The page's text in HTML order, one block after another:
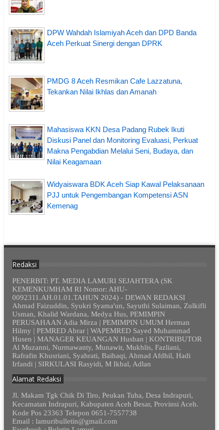
DPW Wahdah Islamiyah Aceh dan DPD Banda
Aceh Perkuat Sinergi dengan DPRK
PMDG 8 Aceh Resmikan Cafe Lazzatuna,
Tekankan Nilai Ikhlas dan Amanah
Mahasiswa KKN Desa Padang Rubek Ikuti
Diskusi Panel dan Monitoring Evaluasi, Perkuat
Makna Pengabdian Melalui Seni, Budaya, dan
Nilai Keagamaan
Widyaiswara BDK Aceh Siap Kawal Pelaksanaan
PJJ untuk Pengembangan Kompetensi ASN
Kemenag
Redaksi
PENERBIT: PT. MEDIA LAMURI SEJAHTERA (SK
KEMENKUMHAM RI Nomor: AHU-
0092311.AH.01.01.TAHUN 2024) - DEWAN REDAKSI
Ahmad Faizuddin, Syukri Syama'un, Sayuthi Sulaiman, Zulkifli
Usman, Khalid Wardana, Medya Hus, PEMIMPIN
PERUSAHAAN Adia Mirza | PEMIMPIN UMUM Herman
Hilmy | PEMRED Abrar | WAPEMRED Sayed Muhammad
Husen | MANAGER KEUANGAN Husban | KONTRIBUTOR
Al Muzanni, Nurmawanty, Munawir, Mukhlis, Fazliani,
Rafrafin Khusriani, Syahrati, Baihaqi, Ahmad Afdhil, Hadi
Irfandi | SIRKULASI Rasyidi, M Ikbal, Adlan
Alamat Redaksi
Jl. Makam Tgk Chik Di Tiro, Peukan Tuha, Desa Indrapuri,
Kecamatan Indrapuri, Kabupaten Aceh Besar, Provinsi Aceh.
Kode Pos 23363 Telepon 0651-7557738
Email : lamuribulletin@gmail.com